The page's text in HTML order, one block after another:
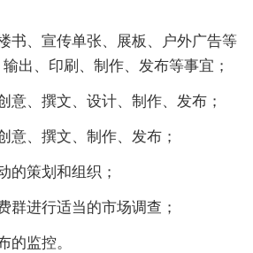
书、宣传单张、展板、户外广告等
出、印刷、制作、发布等事宜；
意、撰文、设计、制作、发布；
意、撰文、制作、发布；
的策划和组织；
群进行适当的市场调查；
的监控。